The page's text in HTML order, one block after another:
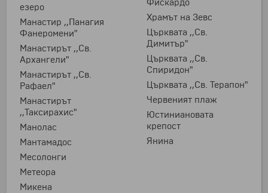
езеро
Манастир ,,Панагия
Фанеромени"
Манастирът ,,Св.
Архангели"
Манастирът ,,Св.
Рафаел"
Манастирът
,,Таксирахис"
Манолас
Мантамадос
Месолонги
Метеора
Микена
Фискардо
Храмът на Зевс
Църквата ,,Св.
Димитър"
Църквата ,,Св.
Спиридон"
Църквата ,,Св. Терапон"
Червеният плаж
Юстиниановата
крепост
Янина